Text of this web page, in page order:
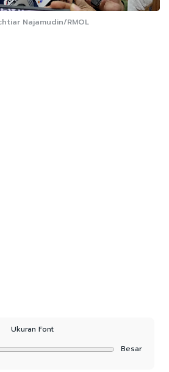
Najamudin/RMOL
Ukuran Font
Besar